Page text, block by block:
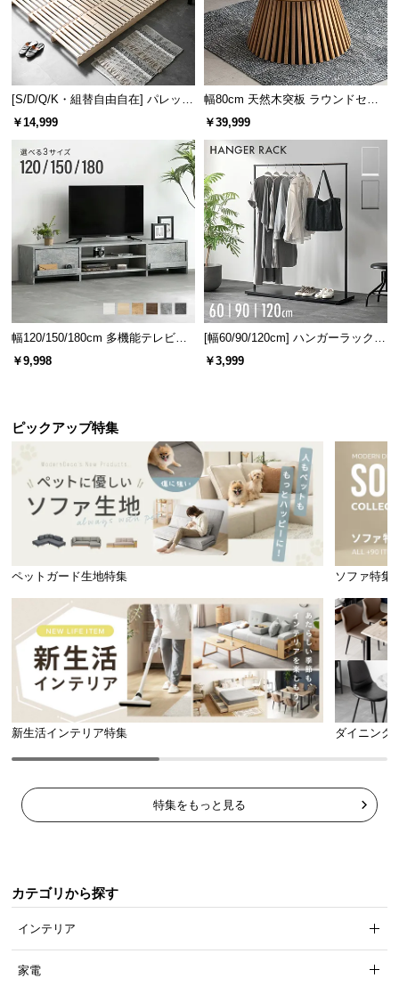
[S/D/Q/K・組替自由自在] パレット
ベッド 8/12/16枚セット
￥14,999
幅80cm 天然木突板 ラウンドセン
ターテーブル 美しい格子デザイン
￥39,999
幅120/150/180cm 多機能テレビボ
ード 木目/石目調 オープン収納・
引き出し収納付き
￥9,998
[幅60/90/120cm] ハンガーラック
スチール 4段階高さ調節 サイドフ
ック オープンラック シンプル
￥3,999
ピックアップ特集
ペットガード生地特集 ソファ特集
新生活インテリア特集 ダイニング
特集をもっと見る
カテゴリから探す
インテリア
家電